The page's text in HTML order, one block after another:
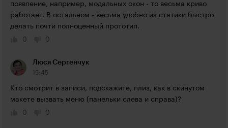
появление, например, модальных окон - то весьма криво
работает. В остальном - весьма удобно из статики быстро
делать почти полноценный прототип.
0
0
Люся Сергенчук
15:45
Кто смотрит в записи, подскажите, плиз, как в скинутом
макете вызвать меню (панельки слева и справа)?
0
0